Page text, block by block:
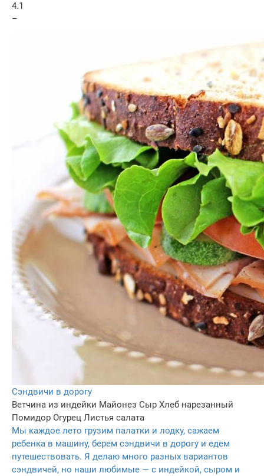
4.1
–
Сэндвичи в дорогу
Ветчина из индейки Майонез Сыр Хлеб нарезанный
Помидор Огурец Листья салата
Мы каждое лето грузим палатки и лодку, сажаем
ребенка в машину, берем сэндвичи в дорогу и едем
путешествовать. Я делаю много разных вариантов
сэндвичей, но наши любимые — с индейкой, сыром и